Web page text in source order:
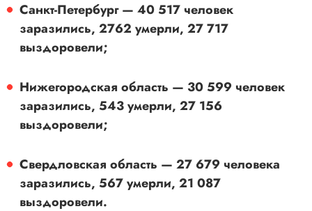
Санкт-Петербург — 40 517 человек
заразились, 2762 умерли, 27 717
выздоровели;
Нижегородская область — 30 599 человек
заразились, 543 умерли, 27 156
выздоровели;
Свердловская область — 27 679 человека
заразились, 567 умерли, 21 087
выздоровели.